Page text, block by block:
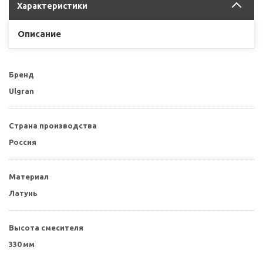
Характеристики
Описание
Бренд
Ulgran
Страна производства
Россия
Материал
Латунь
Высота смесителя
330 мм